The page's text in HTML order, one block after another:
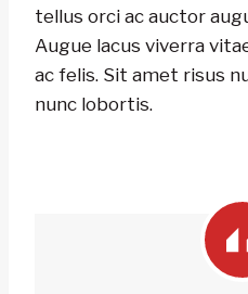
tellus orci ac auctor
Augue lacus viverra
ac felis. Sit amet risus
nunc lobortis.